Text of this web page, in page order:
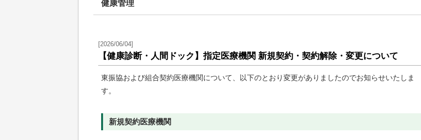
健康管理
[2026/06/04]
【健康診断・人間ドック】指定医療機関 新規契約・契約解除・変更について
東振協および組合契約医療機関について、以下のとおり変更がありましたのでお知らせいたしま
す。
新規契約医療機関